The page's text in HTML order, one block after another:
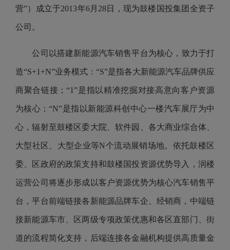
营”） 成立于2013年6月28日 ，现为鼓楼国投集团全资子
公司。
公司以搭建新能源汽车销售平台为核心，致力于打
造“S+1+N”业务模式：“S”是指各大新能源汽车品牌供应
商聚合链接；“1”是指以精准挖掘对接高意向客户资源
为核心；“N”是指以新能源科创中心一楼汽车展厅为中
心，辐射至鼓楼区委大院、软件园、各大商业综合体、
大型社区、大型企业等N个流动展销场地。依托鼓楼区
委、区政府的政策支持和鼓楼国投资源优势导入，润楼
运营公司将逐步形成以客户资源优势为核心汽车销售平
台，平台前端链接各新能源品牌车企、经销商，中端链
接新能源车市、区两级专项政策优惠和各区直部门、街
道的流程简化支持，后端连接各金融机构提供高质量金